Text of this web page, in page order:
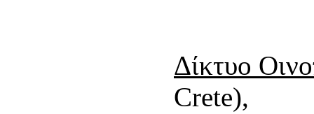
Δίκτυο
Crete),